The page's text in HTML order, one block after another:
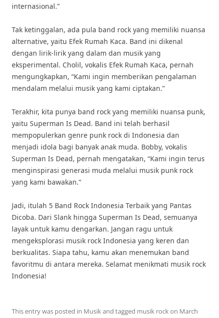
internasional.”
Tak ketinggalan, ada pula band rock yang memiliki nuansa
alternative, yaitu Efek Rumah Kaca. Band ini dikenal
dengan lirik-lirik yang dalam dan musik yang
eksperimental. Cholil, vokalis Efek Rumah Kaca, pernah
mengungkapkan, “Kami ingin memberikan pengalaman
mendalam melalui musik yang kami ciptakan.”
Terakhir, kita punya band rock yang memiliki nuansa punk,
yaitu Superman Is Dead. Band ini telah berhasil
mempopulerkan genre punk rock di Indonesia dan
menjadi idola bagi banyak anak muda. Bobby, vokalis
Superman Is Dead, pernah mengatakan, “Kami ingin terus
menginspirasi generasi muda melalui musik punk rock
yang kami bawakan.”
Jadi, itulah 5 Band Rock Indonesia Terbaik yang Pantas
Dicoba. Dari Slank hingga Superman Is Dead, semuanya
layak untuk kamu dengarkan. Jangan ragu untuk
mengeksplorasi musik rock Indonesia yang keren dan
berkualitas. Siapa tahu, kamu akan menemukan band
favoritmu di antara mereka. Selamat menikmati musik rock
Indonesia!
This entry was posted in Musikand tagged musik rockon March